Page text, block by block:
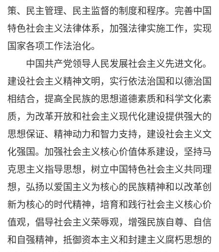
策、民主管理、民主监督的制度和程序。完善中国
特色社会主义法律体系，加强法律实施工作，实现
国家各项工作法治化。
中国共产党领导人民发展社会主义先进文化。
建设社会主义精神文明，实行依法治国和以德治国
相结合，提高全民族的思想道德素质和科学文化素
质，为改革开放和社会主义现代化建设提供强大的
思想保证、精神动力和智力支持，建设社会主义文
化强国。加强社会主义核心价值体系建设，坚持马
克思主义指导思想，树立中国特色社会主义共同理
想，弘扬以爱国主义为核心的民族精神和以改革创
新为核心的时代精神，培育和践行社会主义核心价
值观，倡导社会主义荣辱观，增强民族自尊、自信
和自强精神，抵御资本主义和封建主义腐朽思想的